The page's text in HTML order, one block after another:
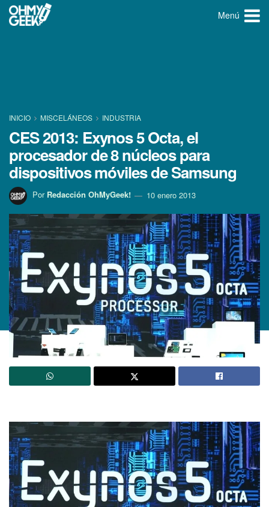
Menú
INICIO MISCELÁNEOS INDUSTRIA
CES 2013: Exynos 5 Octa, el
procesador de 8 núcleos para
dispositivos móviles de Samsung
Por Redacción OhMyGeek! 10 enero 2013